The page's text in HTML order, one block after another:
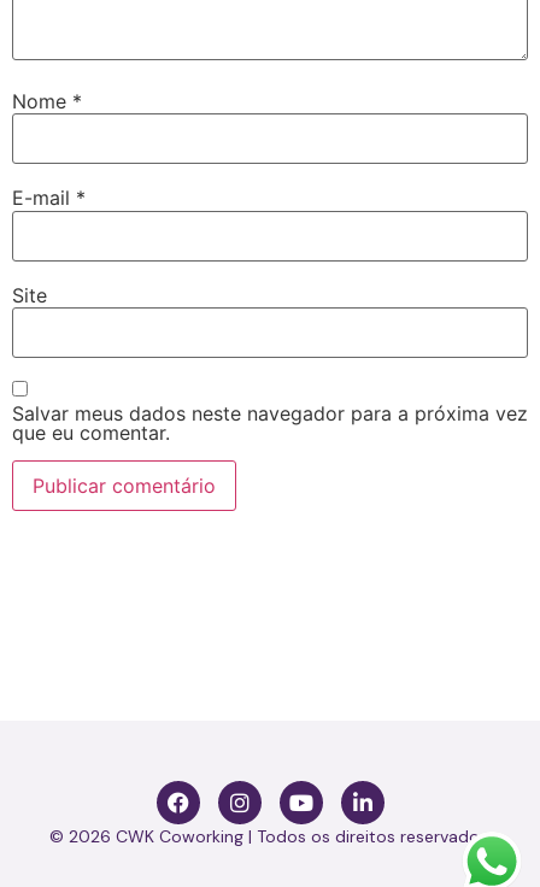
Nome *
E-mail *
Site
Salvar meus dados neste navegador para a próxima vez
que eu comentar.
© 2026 CWK Coworking | Todos os direitos reservados.